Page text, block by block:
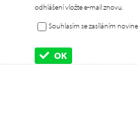
odhlášení vložte e-mail znovu.
Souhlasím se zasíláním
OK